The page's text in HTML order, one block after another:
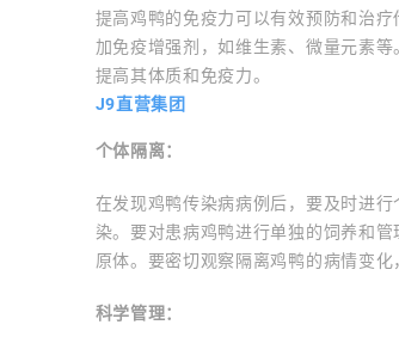
提高鸡鸭的免疫力可以有效预防和治
加免疫增强剂，如维生素、微量元素
提高其体质和免疫力。
J9直营集团
个体隔离：
在发现鸡鸭传染病病例后，要及时进
染。要对患病鸡鸭进行单独的饲养和
原体。要密切观察隔离鸡鸭的病情变化
科学管理：